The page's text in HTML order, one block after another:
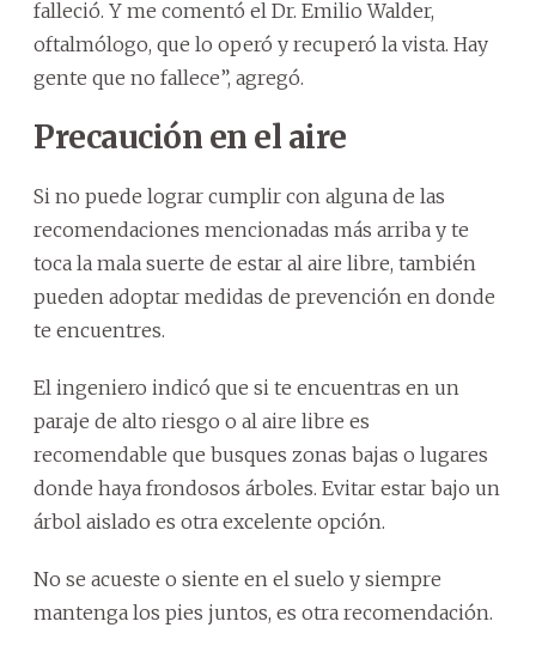
falleció. Y me comentó el Dr. Emilio Walder,
oftalmólogo, que lo operó y recuperó la vista. Hay
gente que no fallece”, agregó.
Precaución en el aire
Si no puede lograr cumplir con alguna de las
recomendaciones mencionadas más arriba y te
toca la mala suerte de estar al aire libre, también
pueden adoptar medidas de prevención en donde
te encuentres.
El ingeniero indicó que si te encuentras en un
paraje de alto riesgo o al aire libre es
recomendable que busques zonas bajas o lugares
donde haya frondosos árboles. Evitar estar bajo un
árbol aislado es otra excelente opción.
No se acueste o siente en el suelo y siempre
mantenga los pies juntos, es otra recomendación.